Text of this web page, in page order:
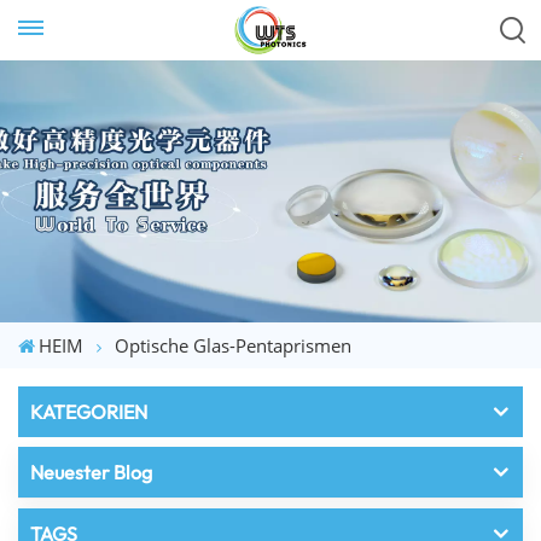
HEIM Optische Glas-Pentaprismen
KATEGORIEN
Neuester Blog
TAGS